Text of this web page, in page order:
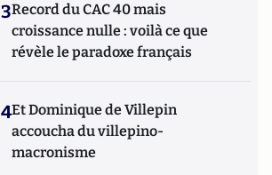
3Record du CAC 40 mais
croissance nulle : voilà ce que
révèle le paradoxe français
4Et Dominique de Villepin
accoucha du villepino-
macronisme